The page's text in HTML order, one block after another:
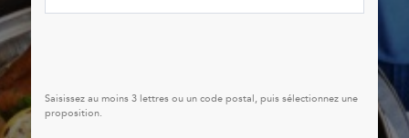
Saisissez au moins 3 lettres ou un code postal, puis sélectionnez une
proposition.